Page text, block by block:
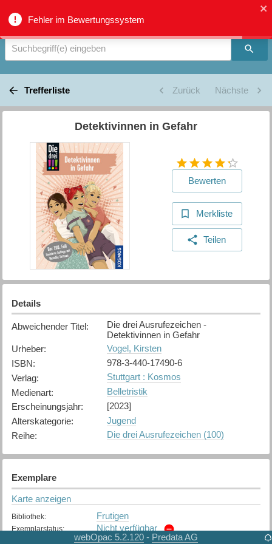
Fehler im Bewertungssystem
Verbundkatalog Region Thun - Oberland - Suche
Suchbegriff(e) eingeben
Trefferliste Zurück Nächste
Detektivinnen in Gefahr
Bewerten
Merkliste
Teilen
Details
Abweichender Titel:
Die drei Ausrufezeichen -
Detektivinnen in Gefahr
Urheber:
Vogel, Kirsten
ISBN:
978-3-440-17490-6
Verlag:
Stuttgart : Kosmos
Medienart:
Belletristik
Erscheinungsjahr:
[2023]
Alterskategorie:
Jugend
Reihe: Die drei Ausrufezeichen (100)
Exemplare
Karte anzeigen
Bibliothek: Frutigen
Exemplarstatus:
Nicht verfügbar
webOpac 5.2.120 - Predata AG